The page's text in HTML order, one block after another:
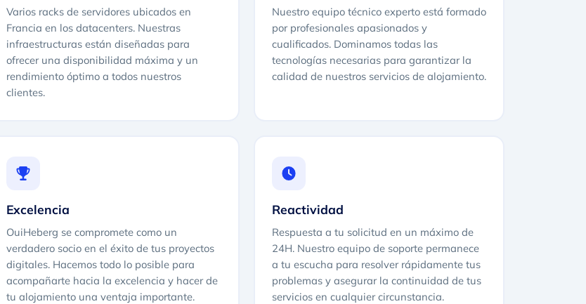
Varios racks de servidores ubicados en
Francia en los datacenters. Nuestras
infraestructuras están diseñadas para
ofrecer una disponibilidad máxima y un
rendimiento óptimo a todos nuestros
clientes.
Nuestro equipo técnico experto está formado
por profesionales apasionados y
cualificados. Dominamos todas las
tecnologías necesarias para garantizar la
calidad de nuestros servicios de alojamiento.
Excelencia
OuiHeberg se compromete como un
verdadero socio en el éxito de tus proyectos
digitales. Hacemos todo lo posible para
acompañarte hacia la excelencia y hacer de
tu alojamiento una ventaja importante.
Reactividad
Respuesta a tu solicitud en un máximo de
24H. Nuestro equipo de soporte permanece
a tu escucha para resolver rápidamente tus
problemas y asegurar la continuidad de tus
servicios en cualquier circunstancia.